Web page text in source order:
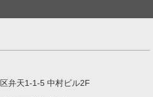
弁天1-1-5 中村ビル2F